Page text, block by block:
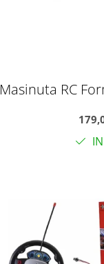
Masinuta RC
luminos si